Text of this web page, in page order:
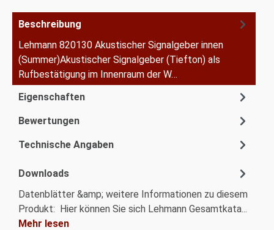
Beschreibung
Lehmann 820130 Akustischer Signalgeber innen
(Summer)Akustischer Signalgeber (Tiefton) als
Rufbestätigung im Innenraum der W…
Eigenschaften
Bewertungen
Technische Angaben
Downloads
Datenblätter &amp; weitere Informationen zu diesem
Produkt: Hier können Sie sich Lehmann Gesamtkata...
Mehr lesen